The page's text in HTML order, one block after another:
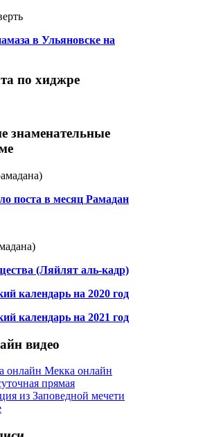
в Ульяновске на
по хиджре
знаменательные
поста в месяц Рамадан
(Ляйлят аль-кадр)
календарь на 2020 год
календарь на 2021 год
видео
Мекка онлайн
прямая
из Заповедной мечети